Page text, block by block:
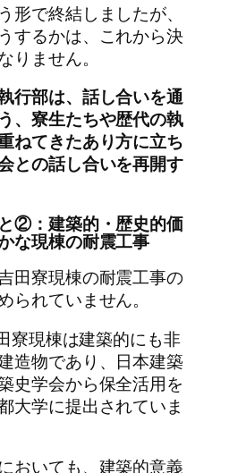
で終結しましたが、
するかは、これから決
りません。
行部は、話し合いを通
、寮生たちや歴代の執
ねてきたあり方に立ち
との話し合いを再開す
②：建築的・歴史的価
な現棟の耐震工事
田寮現棟の耐震工事の
られていません。
寮現棟は建築的にも非
造物であり、日本建築
史学会から保全活用を
大学に提出されていま
おいても、建築的意義